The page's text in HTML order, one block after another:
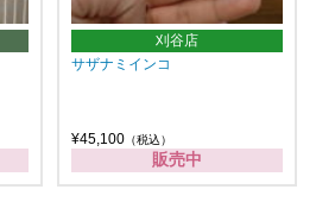
刈谷店
サザナミインコ
¥45,100 （税込）
販売中